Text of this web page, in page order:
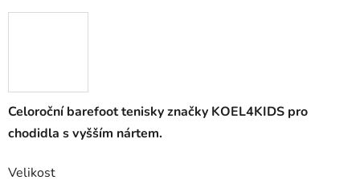
Celoroční barefoot tenisky značky KOEL4KIDS pro
chodidla s vyšším nártem.
Velikost